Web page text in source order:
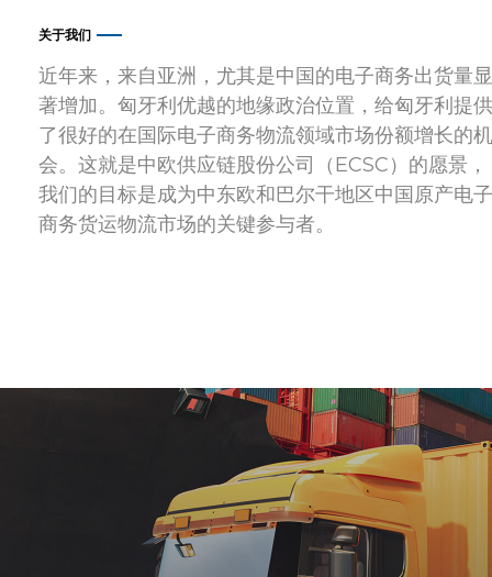
关于我们
近年来，来自亚洲，尤其是中国的电子商务出货量显
著增加。匈牙利优越的地缘政治位置，给匈牙利提供
了很好的在国际电子商务物流领域市场份额增长的机
会。这就是中欧供应链股份公司（ECSC）的愿景，
我们的目标是成为中东欧和巴尔干地区中国原产电子
商务货运物流市场的关键参与者。